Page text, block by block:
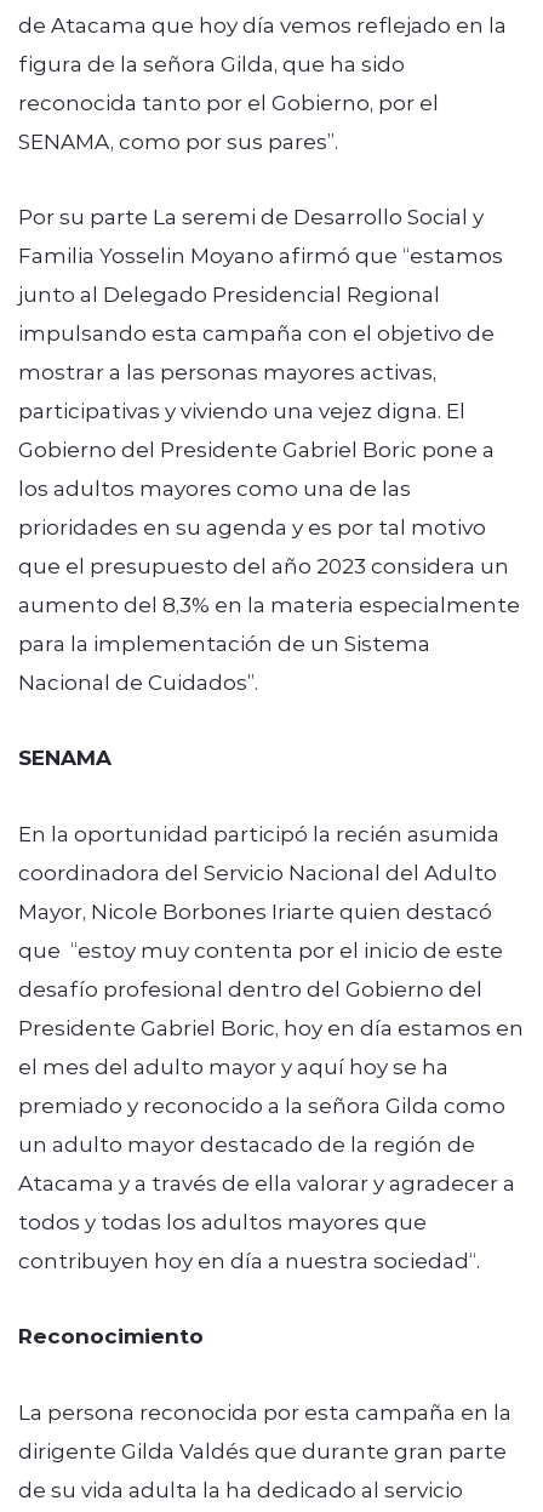
de Atacama que hoy día vemos reflejado en la
figura de la señora Gilda, que ha sido
reconocida tanto por el Gobierno, por el
SENAMA, como por sus pares”.
Por su parte La seremi de Desarrollo Social y
Familia Yosselin Moyano afirmó que “estamos
junto al Delegado Presidencial Regional
impulsando esta campaña con el objetivo de
mostrar a las personas mayores activas,
participativas y viviendo una vejez digna. El
Gobierno del Presidente Gabriel Boric pone a
los adultos mayores como una de las
prioridades en su agenda y es por tal motivo
que el presupuesto del año 2023 considera un
aumento del 8,3% en la materia especialmente
para la implementación de un Sistema
Nacional de Cuidados”.
SENAMA
En la oportunidad participó la recién asumida
coordinadora del Servicio Nacional del Adulto
Mayor, Nicole Borbones Iriarte quien destacó
que “estoy muy contenta por el inicio de este
desafío profesional dentro del Gobierno del
Presidente Gabriel Boric, hoy en día estamos en
el mes del adulto mayor y aquí hoy se ha
premiado y reconocido a la señora Gilda como
un adulto mayor destacado de la región de
Atacama y a través de ella valorar y agradecer a
todos y todas los adultos mayores que
contribuyen hoy en día a nuestra sociedad“.
Reconocimiento
La persona reconocida por esta campaña en la
dirigente Gilda Valdés que durante gran parte
de su vida adulta la ha dedicado al servicio